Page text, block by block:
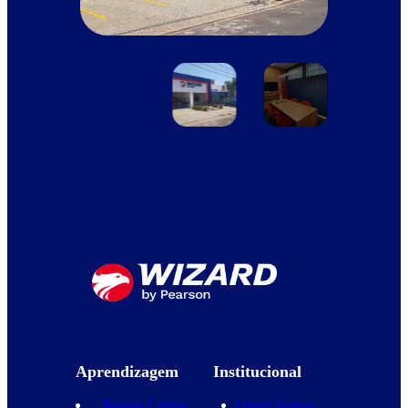
Aprendizagem
Nossos Cursos
Institucional
Quem Somos